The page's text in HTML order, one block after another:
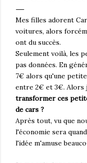
Mes filles adorent
voitures, alors
ont du succès.
Seulement voilà, les
pas données. En
7€ alors qu'une
entre 2€ et 3€. Alors
transformer ces
de cars ?
Après tout, vu que
l'économie sera
l'idée m'amuse